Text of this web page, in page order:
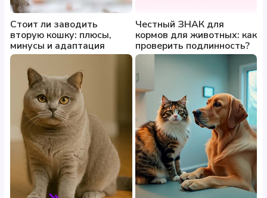
Стоит ли заводить
вторую кошку: плюсы,
минусы и адаптация
Честный ЗНАК для
кормов для животных: как
проверить подлинность?